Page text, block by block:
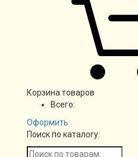
Корзина товаров
Всего:
Оформить
Поиск по каталогу: